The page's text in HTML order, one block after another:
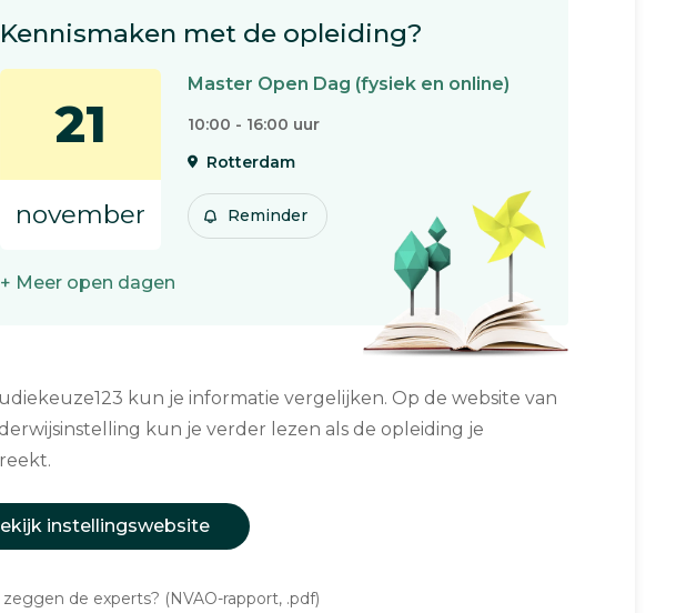
Kennismaken met de opleiding?
21
november
Master Open Dag (fysiek en online)
10:00 - 16:00 uur
Rotterdam
Reminder
+ Meer open dagen
kun je informatie vergelijken. Op de website van
kun je verder lezen als de opleiding je
instellingswebsite
de experts? (NVAO-rapport, .pdf)